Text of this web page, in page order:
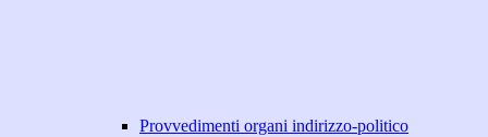
Provvedimenti organi indirizzo-politico